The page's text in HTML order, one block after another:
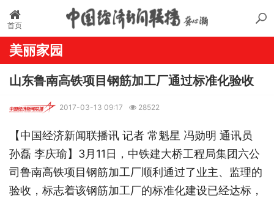
首页
美丽家园
山东鲁南高铁项目钢筋加工厂通过标准化验收
2017-03-13 09:17 28522
【中国经济新闻联播讯 记者 常魁星 冯勋明 通讯员
孙磊 李庆瑜】3月11日，中铁建大桥工程局集团六公
司鲁南高铁项目钢筋加工厂顺利通过了业主、监理的
验收，标志着该钢筋加工厂的标准化建设已经达标，